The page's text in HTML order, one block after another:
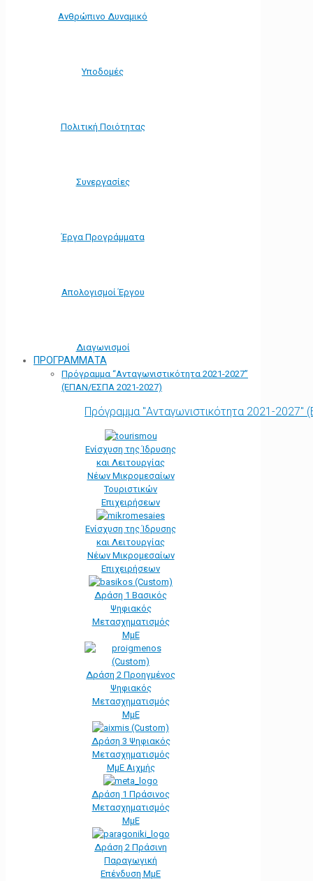
Ανθρώπινο Δυναμικό
Υποδομές
Πολιτική Ποιότητας
Συνεργασίες
Έργα Προγράμματα
Απολογισμοί Έργου
Διαγωνισμοί
ΠΡΟΓΡΑΜΜΑΤΑ
Πρόγραμμα “Ανταγωνιστικότητα 2021-2027”
(ΕΠΑΝ/ΕΣΠΑ 2021-2027)
Πρόγραμμα "Ανταγωνιστικότητα 2021-
Ενίσχυση της Ίδρυσης
και Λειτουργίας
Νέων Μικρομεσαίων
Τουριστικών
Επιχειρήσεων
Ενίσχυση της Ίδρυσης
και Λειτουργίας
Νέων Μικρομεσαίων
Επιχειρήσεων
Δράση 1 Βασικός
Ψηφιακός
Μετασχηματισμός
ΜμΕ
Δράση 2 Προηγμένος
Ψηφιακός
Μετασχηματισμός
ΜμΕ
Δράση 3 Ψηφιακός
Μετασχηματισμός
ΜμΕ Αιχμής
Δράση 1 Πράσινος
Μετασχηματισμός
ΜμΕ
Δράση 2 Πράσινη
Παραγωγική
Επένδυση ΜμΕ